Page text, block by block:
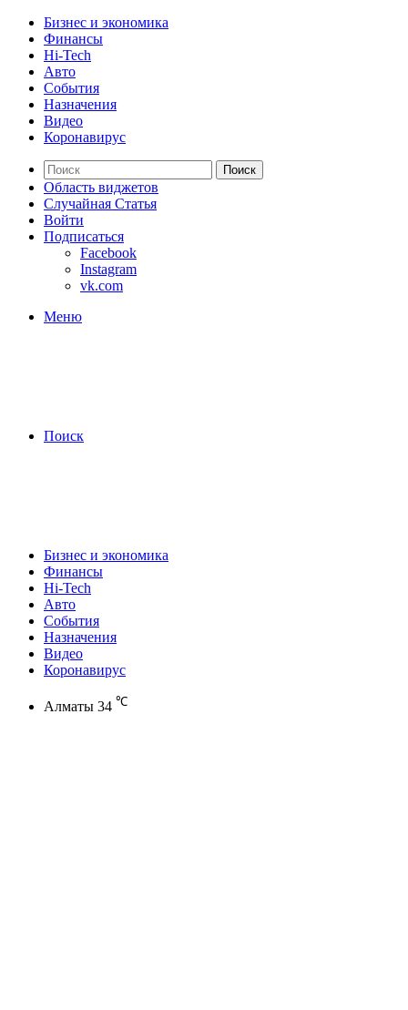
Бизнес и экономика
Финансы
Hi-Tech
Авто
События
Назначения
Видео
Коронавирус
Поиск
Область виджетов
Случайная Статья
Войти
Подписаться
Facebook
Instagram
vk.com
Меню
Поиск
Бизнес и экономика
Финансы
Hi-Tech
Авто
События
Назначения
Видео
Коронавирус
Алматы 34 ℃